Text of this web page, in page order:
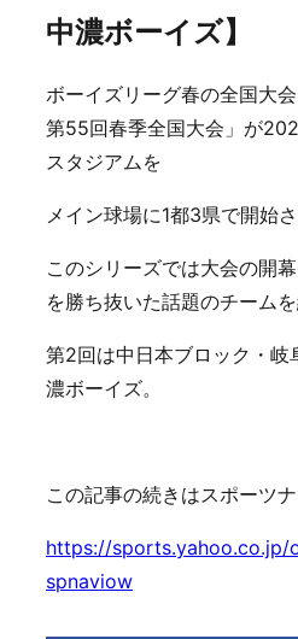
中濃ボーイズ】
ボーイズリーグ春の全国大
第55回春季全国大会」が
スタジアムを
メイン球場に1都3県で開始さ
このシリーズでは大会の開
を勝ち抜いた話題のチームを
第2回は中日本ブロック・岐
濃ボーイズ。
この記事の続きはスポーツ
https://
spnaviow